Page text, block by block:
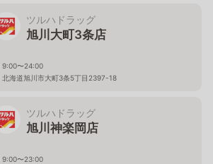
ツルハドラッグ
旭川大町3条店
9:00〜24:00
北海道旭川市大町3条5丁目2397-18
ツルハドラッグ
旭川神楽岡店
9:00〜23:00